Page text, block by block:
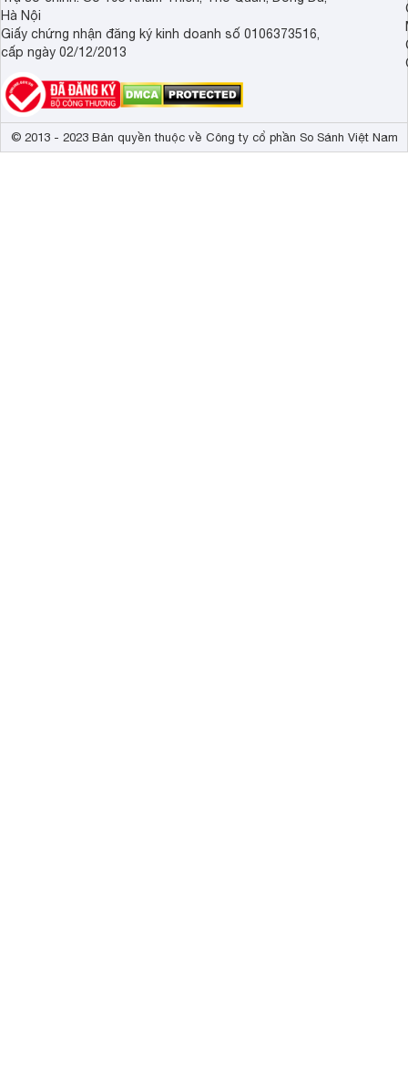
Hà Nội
Giấy chứng nhận đăng ký kinh doanh số 0106373516,
cấp ngày 02/12/2013
© 2013 - 2023 Bản quyền thuộc về Công ty cổ phần So Sánh Việt Nam